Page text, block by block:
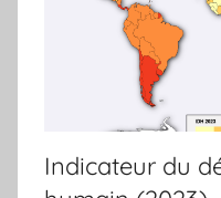
Indicateur du